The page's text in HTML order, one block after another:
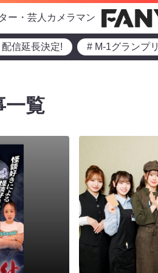
ー・芸人カメラマン
配信延長決定! # M-1グランプリ
一覧